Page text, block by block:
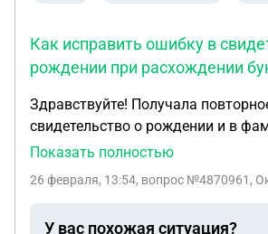
Как исправить ошибку в
рождении при расхождении
Здравствуйте! Получала повторное
свидетельство о рождении и в
буквы Ё написали Е, ссылаясь на
старом свидетельство образца
Показать полностью
26 февраля, 13:54, вопрос №4870961,
У вас похожая ситуация?